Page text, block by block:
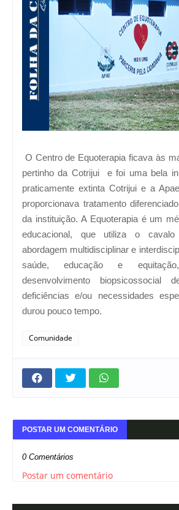
O Centro de Equoterapia ficava às
pertinho da Cotrijui e foi uma bela
praticamente extinta Cotrijui e a
proporcionava tratamento
da instituição. A Equoterapia é um
educacional, que utiliza o
abordagem multidisciplinar e
saúde, educação e
desenvolvimento biopsicossocial
deficiências e/ou necessidades
durou pouco tempo.
Comunidade
POSTAR UM COMENTÁRIO
0 Comentários
Postar um comentário